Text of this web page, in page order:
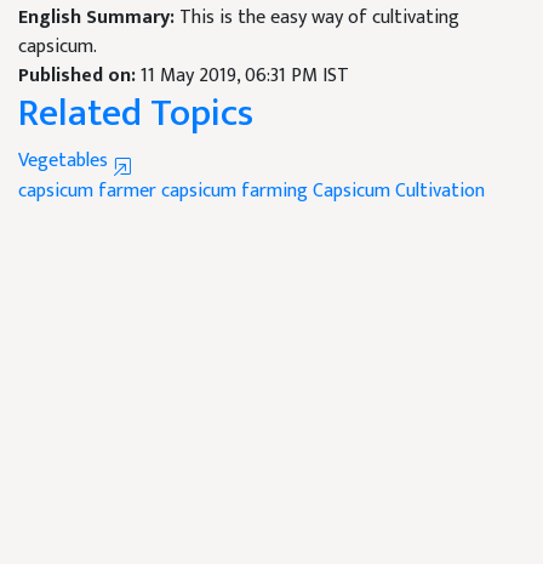
English Summary:This is the easy way of cultivating
capsicum.
Published on:11 May 2019, 06:31 PM IST
Related Topics
Vegetables
capsicum farmercapsicum farmingCapsicum Cultivation